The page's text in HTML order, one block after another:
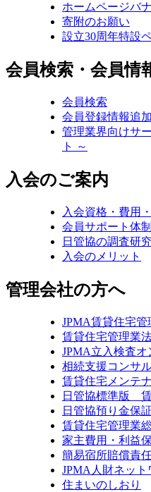
ホームページバ
寄附のお願い
設立30周年特設
会員検索・会員情
会員検索
会員登録情報追
管理業界向けサ
ト ～
入会のご案内
入会資格・費用
会員サポート体制
日管協の調査研
入会のメリット
管理会社の方へ
JPMA賃貸住宅
賃貸住宅管理業
JPMA立入検査オ
相続支援コンサ
賃貸住宅メンテ
日管協標準版
日管協預り金保
賃貸住宅管理業
家主費用・利益
簡易宿所賠償責
JPMA人財ネッ
住まいのしおり